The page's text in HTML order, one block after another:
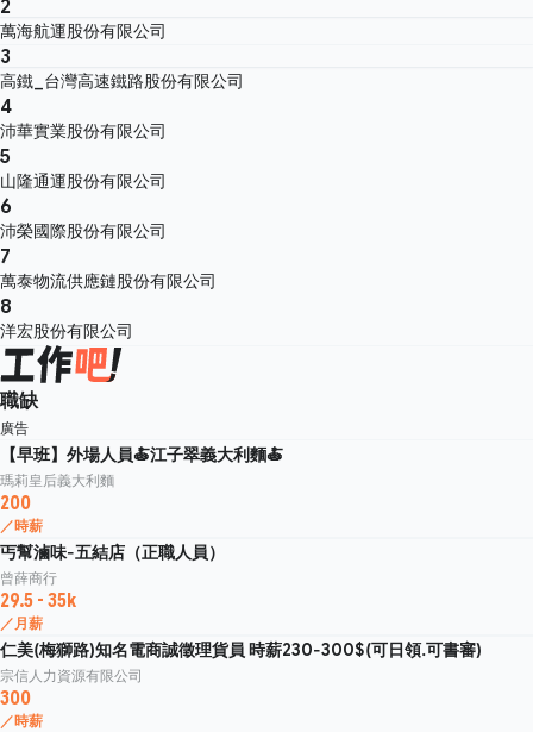
2
萬海航運股份有限公司
3
高鐵_台灣高速鐵路股份有限公司
4
沛華實業股份有限公司
5
山隆通運股份有限公司
6
沛榮國際股份有限公司
7
萬泰物流供應鏈股份有限公司
8
洋宏股份有限公司
職缺
廣告
【早班】外場人員🍝江子翠義大利麵🍝
瑪莉皇后義大利麵
200
／時薪
丐幫滷味-五結店（正職人員）
曾薛商行
29.5 - 35k
／月薪
仁美(梅獅路)知名電商誠徵理貨員 時薪230-300$(可日領.可書審)
宗信人力資源有限公司
300
／時薪